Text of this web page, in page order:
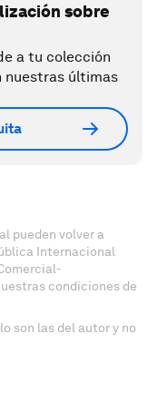
sobre
a tu colección
nuestras últimas
pueden volver a
Internacional
condiciones de
son las del autor y no